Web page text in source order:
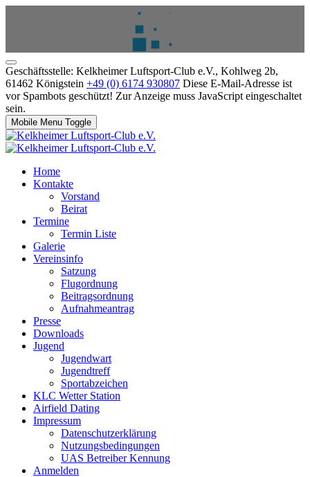
Geschäftsstelle: Kelkheimer Luftsport-Club e.V., Kohlweg 2b,
61462 Königstein +49 (0) 6174 930807 Diese E-Mail-Adresse ist
vor Spambots geschützt! Zur Anzeige muss JavaScript eingeschaltet
sein.
Mobile Menu Toggle
Home
Kontakte
Vorstand
Beirat
Termine
Termin Liste
Galerie
Vereinsinfo
Satzung
Flugordnung
Beitragsordnung
Aufnahmeantrag
Presse
Downloads
Jugend
Jugendwart
Jugendtreff
Sportabzeichen
KLC Wetter Station
Airfield Dating
Impressum
Datenschutzerklärung
Nutzungsbedingungen
UAS Betreiber Kennung
Anmelden